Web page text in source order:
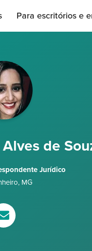
Para escritórios e
de
Jurídico
, MG